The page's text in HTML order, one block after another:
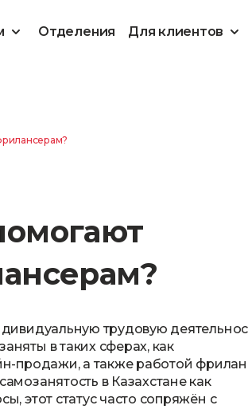
Отделения Для клиентов
трудовую
в таких сферах, как
продажи, а также работой
в Казахстане как
этот статус часто сопряжён с